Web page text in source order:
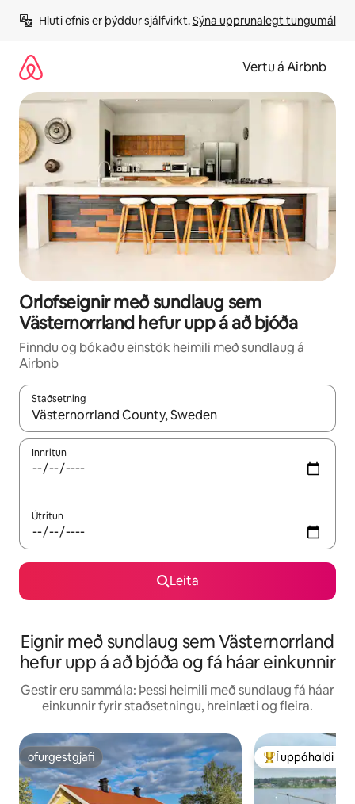
beint
Hluti efnis er þýddur sjálfvirkt. Sýna upprunalegt tungumál
Vertu á Airbnb
Orlofseignir með sundlaug sem
Västernorrland hefur upp á að bjóða
Finndu og bókaðu einstök heimili með sundlaug á
Airbnb
Staðsetning
Þegar niðurstöður liggja fyrir skaltu nota upp og niður
Innritun
Útritun
Leita
Eignir með sundlaug sem Västernorrland
hefur upp á að bjóða og fá háar einkunnir
Gestir eru sammála: Þessi heimili með sundlaug fá háar
einkunnir fyrir staðsetningu, hreinlæti og fleira.
ofurgestgjafi
ofurgestgjafi Í mestu
Í uppáhaldi